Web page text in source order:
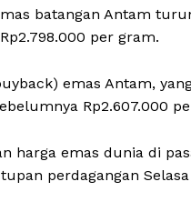
batangan Antam
per gram.
emas Antam,
Rp2.607.000
harga emas dunia di
perdagangan